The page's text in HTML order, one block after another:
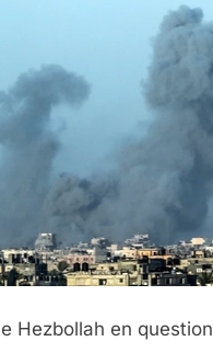
Hezbollah en question